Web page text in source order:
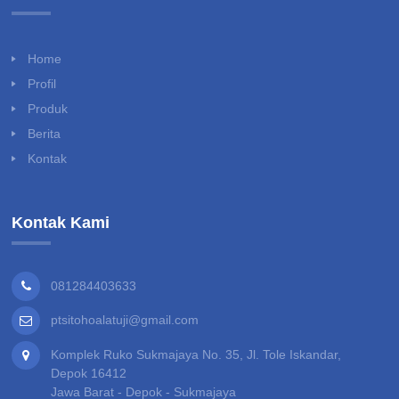
Home
Profil
Produk
Berita
Kontak
Kontak Kami
081284403633
ptsitohoalatuji@gmail.com
Komplek Ruko Sukmajaya No. 35, Jl. Tole Iskandar,
Depok 16412
Jawa Barat - Depok - Sukmajaya